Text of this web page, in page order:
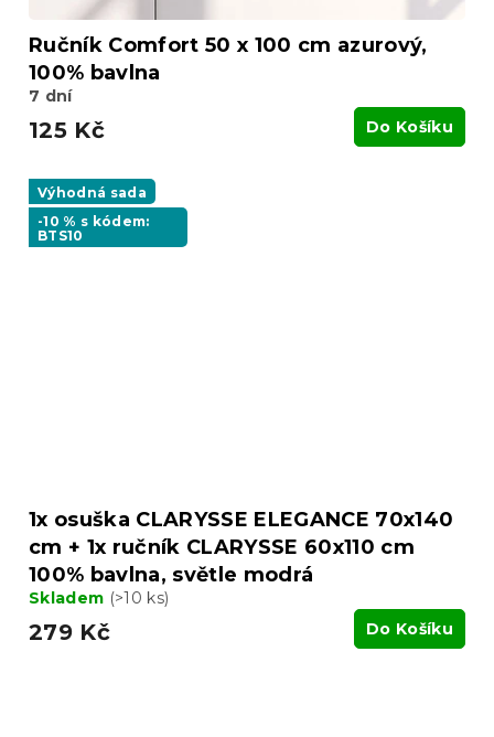
Ručník Comfort 50 x 100 cm azurový,
100% bavlna
7 dní
125 Kč Do Košíku
Výhodná sada
-10 % s kódem:
BTS10
1x osuška CLARYSSE ELEGANCE 70x140
cm + 1x ručník CLARYSSE 60x110 cm
100% bavlna, světle modrá
Skladem (>10 ks)
279 Kč Do Košíku